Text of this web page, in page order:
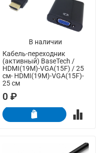
В наличии
Кабель-переходник
(активный) BaseTech /
HDMI(19M)-VGA(15F) / 25
см- HDMI(19M)-VGA(15F)-
25 см
0 ₽